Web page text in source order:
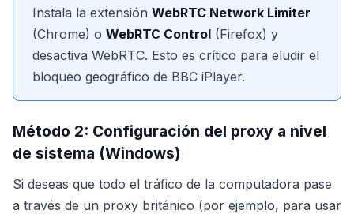
Instala la extensión WebRTC Network Limiter
(Chrome) o WebRTC Control (Firefox) y
desactiva WebRTC. Esto es crítico para eludir el
bloqueo geográfico de BBC iPlayer.
Método 2: Configuración del proxy a nivel
de sistema (Windows)
Si deseas que todo el tráfico de la computadora pase
a través de un proxy británico (por ejemplo, para usar